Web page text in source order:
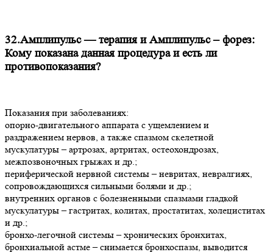
32.Амплипульс — терапия и Амплипульс – форез:
Кому показана данная процедура и есть ли
противопоказания?
Показания при заболеваниях:
опорно-двигательного аппарата с ущемлением и
раздражением нервов, а также спазмом скелетной
мускулатуры – артрозах, артритах, остеохондрозах,
межпозвоночных грыжах и др.;
периферической нервной системы – невритах, невралгиях,
сопровождающихся сильными болями и др.;
внутренних органов с болезненными спазмами гладкой
мускулатуры – гастритах, колитах, простатитах, холециститах
и др.;
бронхо-легочной системы – хронических бронхитах,
бронхиальной астме – снимается бронхоспазм, выводится